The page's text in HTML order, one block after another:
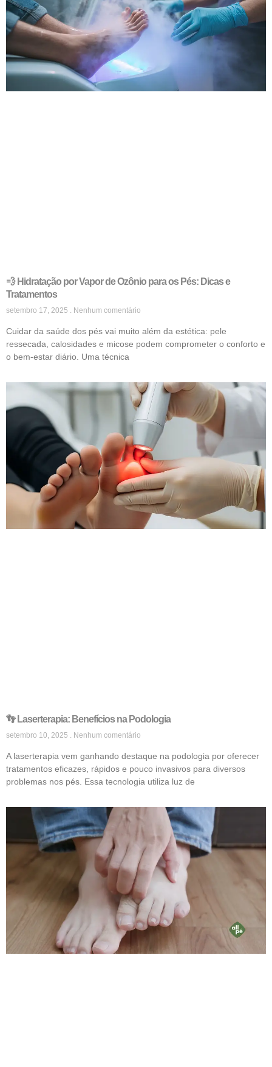
💨 Hidratação por Vapor de Ozônio para os Pés: Dicas e
Tratamentos
setembro 17, 2025 Nenhum comentário
Cuidar da saúde dos pés vai muito além da estética: pele
ressecada, calosidades e micose podem comprometer o conforto e
o bem-estar diário. Uma técnica
👣 Laserterapia: Benefícios na Podologia
setembro 10, 2025 Nenhum comentário
A laserterapia vem ganhando destaque na podologia por oferecer
tratamentos eficazes, rápidos e pouco invasivos para diversos
problemas nos pés. Essa tecnologia utiliza luz de